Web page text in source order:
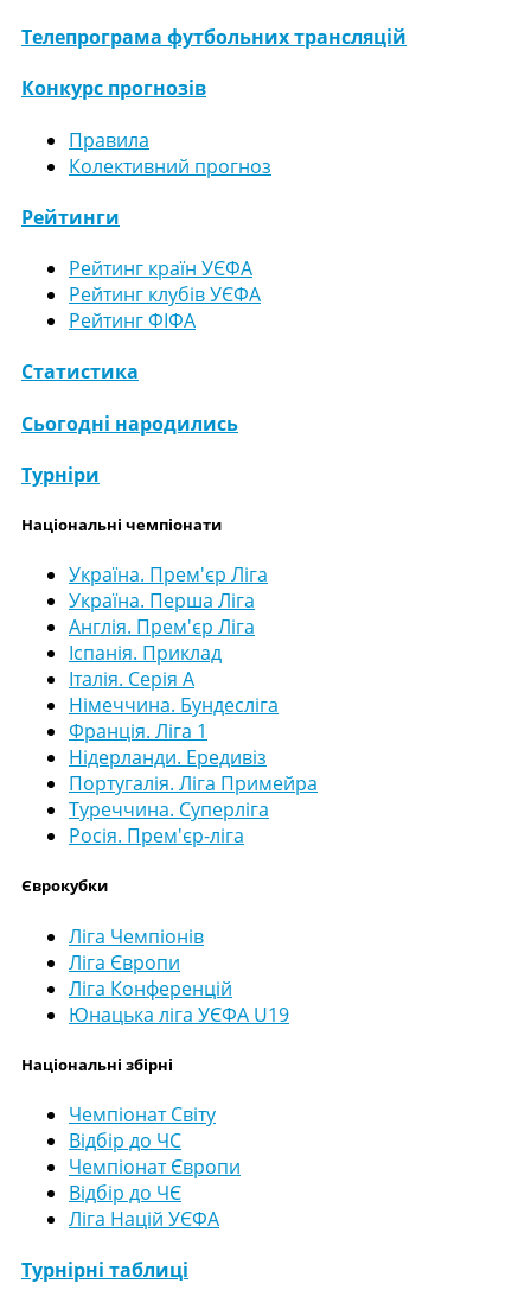
Телепрограма футбольних трансляцій
Конкурс прогнозів
Правила
Колективний прогноз
Рейтинги
Рейтинг країн УЄФА
Рейтинг клубів УЄФА
Рейтинг ФІФА
Статистика
Сьогодні народились
Турніри
Національні чемпіонати
Україна. Прем'єр Ліга
Україна. Перша Ліга
Англія. Прем'єр Ліга
Іспанія. Приклад
Італія. Серія А
Німеччина. Бундесліга
Франція. Ліга 1
Нідерланди. Ередивіз
Португалія. Ліга Примейра
Туреччина. Суперліга
Росія. Прем'єр-ліга
Єврокубки
Ліга Чемпіонів
Ліга Європи
Ліга Конференцій
Юнацька ліга УЄФА U19
Національні збірні
Чемпіонат Світу
Відбір до ЧС
Чемпіонат Європи
Відбір до ЧЄ
Ліга Націй УЄФА
Турнірні таблиці